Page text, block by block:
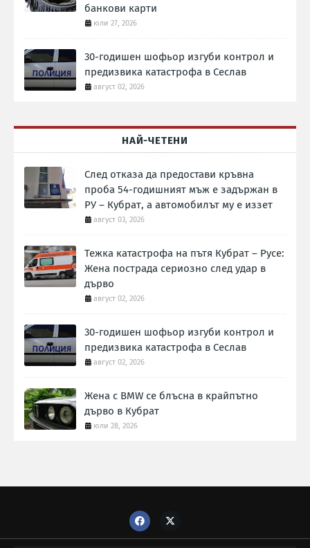
банкови карти
юли 27, 2026
30-годишен шофьор изгуби контрол и
предизвика катастрофа в Сеслав
август 02, 2026
НАЙ-ЧЕТЕНИ
След отказа да предостави кръвна
проба 54-годишният мъж е задържан в
РУ – Кубрат, а автомобилът му е иззет
август 03, 2026
Тежка катастрофа на пътя Кубрат – Русе:
Жена пострада сериозно след удар в
дърво
август 02, 2026
30-годишен шофьор изгуби контрол и
предизвика катастрофа в Сеслав
август 02, 2026
Жена с BMW се блъсна в крайпътно
дърво в Кубрат
юли 28, 2026